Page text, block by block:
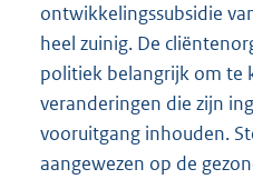
ontwikkelingssubsidie
heel zuinig. De
politiek belangrijk om te
veranderingen die zijn
vooruitgang inhouden.
aangewezen op de